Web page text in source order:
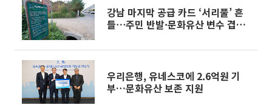
강남 마지막 공급 카드 ‘서리풀’ 흔
들⋯주민 반발·문화유산 변수 겹쳤
우리은행, 유네스코에 2.6억원 기
부…문화유산 보존 지원